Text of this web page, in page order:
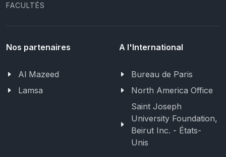
FACULTÉS
Nos partenaires
Al Mazeed
Lamsa
A l'International
Bureau de Paris
North America Office
Saint Joseph
University Foundation,
Beirut Inc. - États-
Unis